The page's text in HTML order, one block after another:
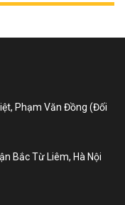
Phạm Văn Đồng (Đối
Bắc Từ Liêm, Hà Nội